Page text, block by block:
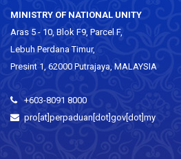
MINISTRY OF NATIONAL UNITY
Aras 5 - 10, Blok F9, Parcel F,
Lebuh Perdana Timur,
Presint 1, 62000 Putrajaya, MALAYSIA
+603-8091 8000
pro[at]perpaduan[dot]gov[dot]my